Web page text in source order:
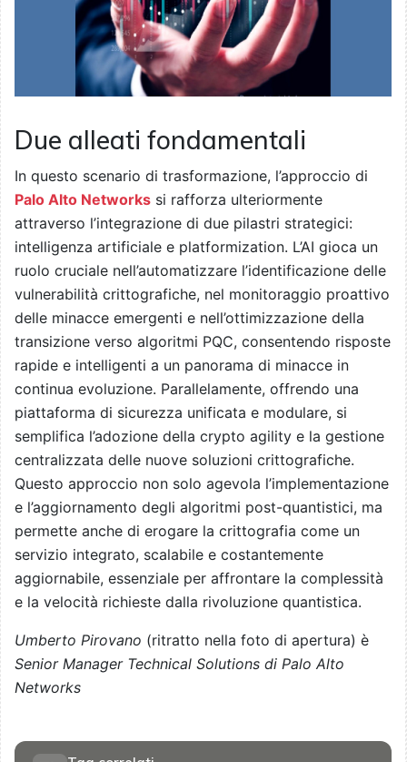
Due alleati fondamentali
In questo scenario di trasformazione, l’approccio di
Palo Alto Networks si rafforza ulteriormente
attraverso l’integrazione di due pilastri strategici:
intelligenza artificiale e platformization. L’AI gioca un
ruolo cruciale nell’automatizzare l’identificazione delle
vulnerabilità crittografiche, nel monitoraggio proattivo
delle minacce emergenti e nell’ottimizzazione della
transizione verso algoritmi PQC, consentendo risposte
rapide e intelligenti a un panorama di minacce in
continua evoluzione. Parallelamente, offrendo una
piattaforma di sicurezza unificata e modulare, si
semplifica l’adozione della crypto agility e la gestione
centralizzata delle nuove soluzioni crittografiche.
Questo approccio non solo agevola l’implementazione
e l’aggiornamento degli algoritmi post-quantistici, ma
permette anche di erogare la crittografia come un
servizio integrato, scalabile e costantemente
aggiornabile, essenziale per affrontare la complessità
e la velocità richieste dalla rivoluzione quantistica.
Umberto Pirovano (ritratto nella foto di apertura) è
Senior Manager Technical Solutions di Palo Alto
Networks